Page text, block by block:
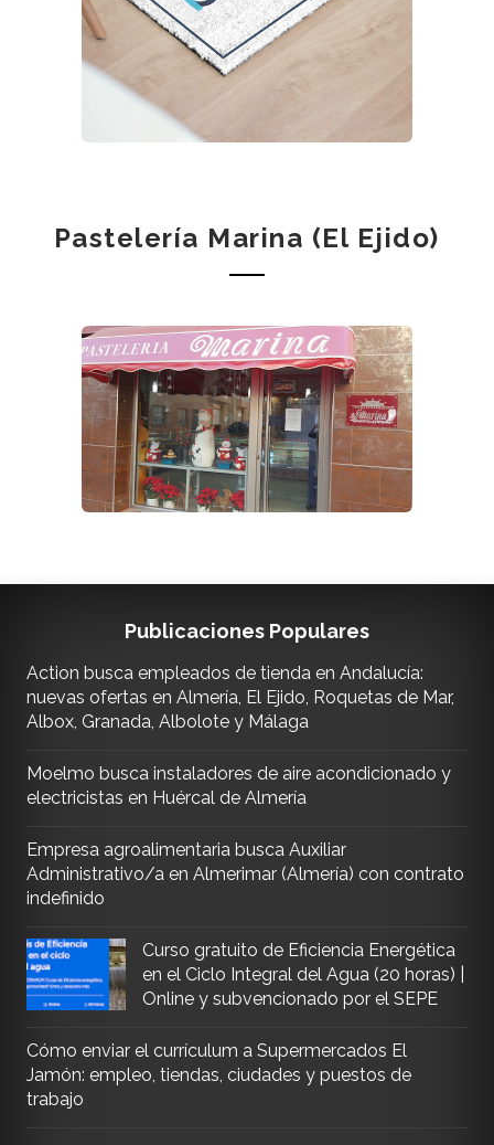
Pastelería Marina (El Ejido)
Publicaciones Populares
Action busca empleados de tienda en Andalucía:
nuevas ofertas en Almería, El Ejido, Roquetas de Mar,
Albox, Granada, Albolote y Málaga
Moelmo busca instaladores de aire acondicionado y
electricistas en Huércal de Almería
Empresa agroalimentaria busca Auxiliar
Administrativo/a en Almerimar (Almería) con contrato
indefinido
Curso gratuito de Eficiencia Energética
en el Ciclo Integral del Agua (20 horas) |
Online y subvencionado por el SEPE
Cómo enviar el currículum a Supermercados El
Jamón: empleo, tiendas, ciudades y puestos de
trabajo